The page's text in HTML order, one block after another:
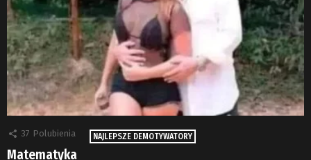
37 Polubienia NAJLEPSZE DEMOTYWATORY
Matematyka